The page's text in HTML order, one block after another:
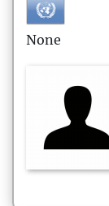
None